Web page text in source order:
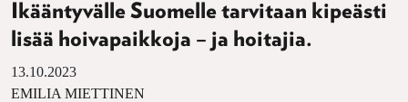
Ikääntyvälle Suomelle tarvitaan kipeästi
lisää hoivapaikkoja – ja hoitajia.
13.10.2023
EMILIA MIETTINEN